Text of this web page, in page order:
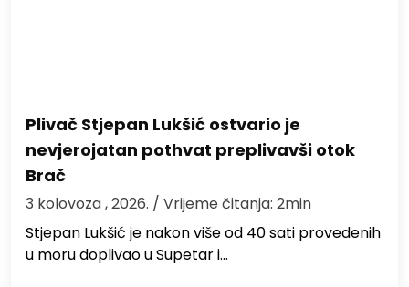
Plivač Stjepan Lukšić ostvario je
nevjerojatan pothvat preplivavši otok
Brač
3 kolovoza , 2026. / Vrijeme čitanja: 2min
St​jepan Lukšić je nakon više od 40 sati provedenih
u moru doplivao u Supetar i…